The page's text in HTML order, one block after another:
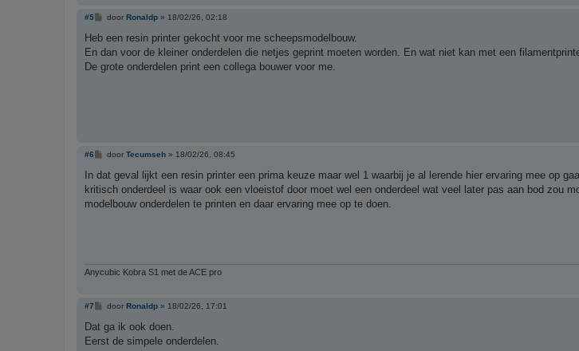
#5
B
c
h
t
door Ronaldp» 18/02/26, 02:18
Heb een resin printer gekocht voor me scheepsmodelbouw.
En dan voor de kleiner onderdelen die netjes geprint moeten worden. En wat niet kan met een
De grote onderdelen print een collega bouwer voor me.
#6
B
r
c
h
door Tecumseh» 18/02/26, 08:45
In dat geval lijkt een resin printer een prima keuze maar wel 1 waarbij je al lerende hier ervaring mee op
kritisch onderdeel is waar ook een vloeistof door moet wel een onderdeel wat veel later pas aan bod zou
modelbouw onderdelen te printen en daar ervaring mee op te doen.
Anycubic Kobra S1 met de ACE pro
#7
B
r
i
c
door Ronaldp» 18/02/26, 17:01
Dat ga ik ook doen.
Eerst de simpele onderdelen.